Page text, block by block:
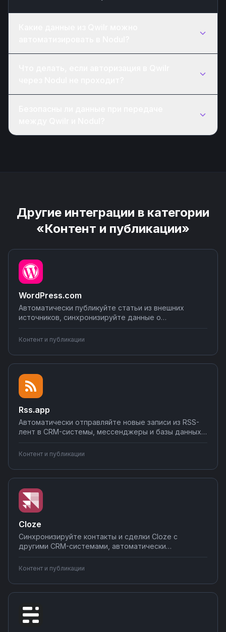
Другие интеграции в категории
«Контент и публикации»
WordPress.com
Автоматически публикуйте статьи из внешних
источников, синхронизируйте данные о
новых постах в мессенджеры и соцсети.
Подключайте аналитические сервисы для
отслеживания эффективности контента.
Настраивайте интеграции без программирования на
Nodul.
Контент и публикации
Rss.app
Автоматически отправляйте новые записи из RSS-
лент в CRM-системы, мессенджеры и базы данных.
создавайте задачи из новостей, уведомляйте
команду о важных обновлениях. Создавайте
интеграции Rss.app без кода через визуальный
конструктор Nodul.
Контент и публикации
Cloze
Синхронизируйте контакты и сделки Cloze с
другими CRM-системами, автоматически
отправляйте уведомления в Slack или Telegram о
важных событиях. Настраивайте интеграции без
программирования — простые сценарии за 5 минут,
сложные за час.
Контент и публикации